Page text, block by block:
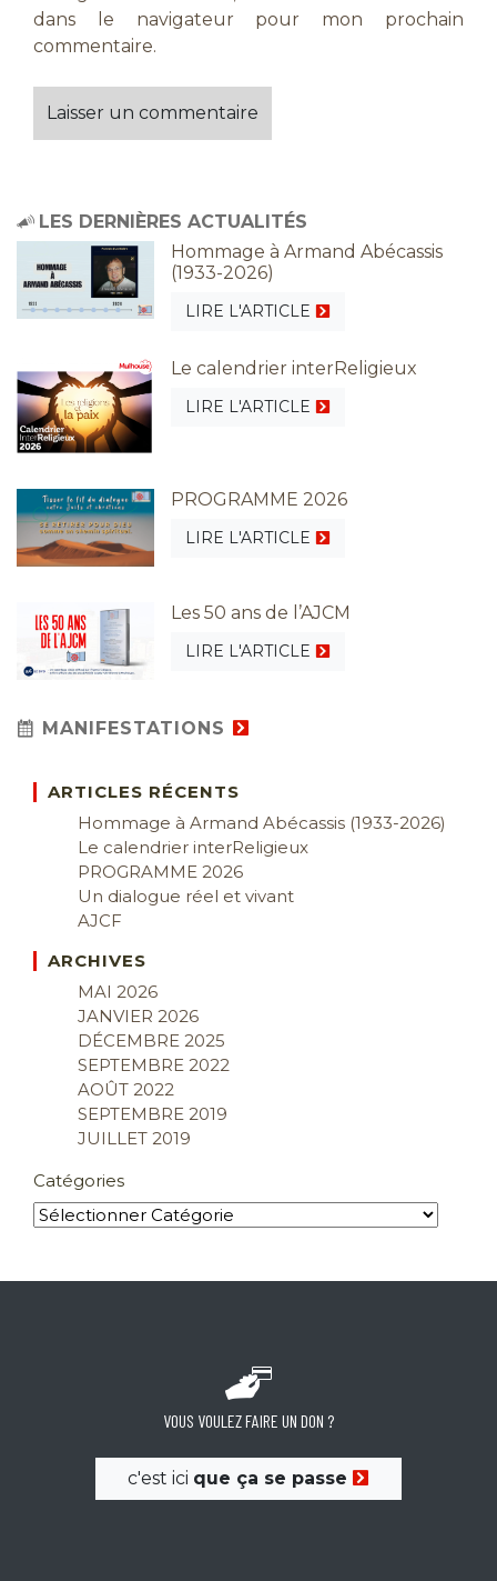
dans le navigateur pour mon prochain
commentaire.
LES DERNIÈRES ACTUALITÉS
Hommage à Armand Abécassis
(1933-2026)
LIRE L'ARTICLE
Le calendrier interReligieux
LIRE L'ARTICLE
PROGRAMME 2026
LIRE L'ARTICLE
Les 50 ans de l’AJCM
LIRE L'ARTICLE
MANIFESTATIONS
ARTICLES RÉCENTS
Hommage à Armand Abécassis (1933-2026)
Le calendrier interReligieux
PROGRAMME 2026
Un dialogue réel et vivant
AJCF
ARCHIVES
MAI 2026
JANVIER 2026
DÉCEMBRE 2025
SEPTEMBRE 2022
AOÛT 2022
SEPTEMBRE 2019
JUILLET 2019
Catégories
VOUS VOULEZ FAIRE UN DON ?
c'est ici que ça se passe